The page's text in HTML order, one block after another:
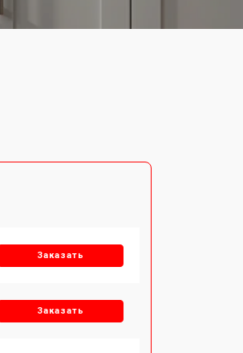
Заказать
Заказать